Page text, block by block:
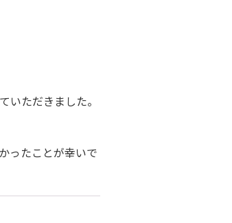
いただきました。
ったことが幸いで